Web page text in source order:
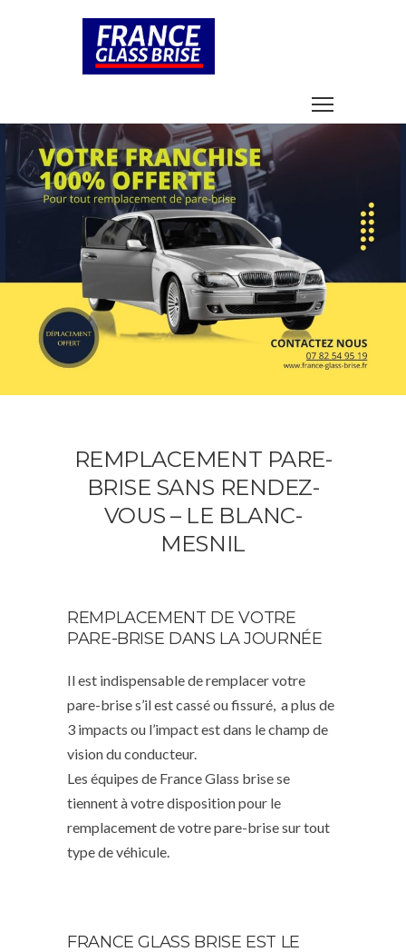
REMPLACEMENT PARE-
BRISE SANS RENDEZ-
VOUS – LE BLANC-
MESNIL
REMPLACEMENT DE VOTRE
PARE-BRISE DANS LA JOURNÉE
Il est indispensable de remplacer votre
pare-brise s’il est cassé ou fissuré, a plus de
3 impacts ou l’impact est dans le champ de
vision du conducteur.
Les équipes de France Glass brise se
tiennent à votre disposition pour le
remplacement de votre pare-brise sur tout
type de véhicule.
FRANCE GLASS BRISE EST LE